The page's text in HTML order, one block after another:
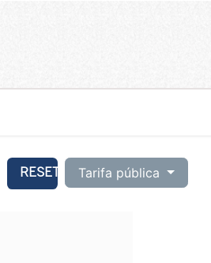
RESET Tarifa pública